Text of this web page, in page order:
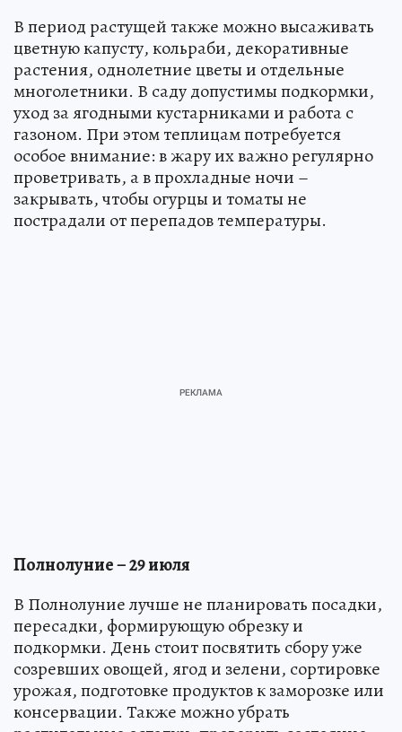
В период растущей также можно высаживать
цветную капусту, кольраби, декоративные
растения, однолетние цветы и отдельные
многолетники. В саду допустимы подкормки,
уход за ягодными кустарниками и работа с
газоном. При этом теплицам потребуется
особое внимание: в жару их важно регулярно
проветривать, а в прохладные ночи –
закрывать, чтобы огурцы и томаты не
пострадали от перепадов температуры.
Полнолуние – 29 июля
В Полнолуние лучше не планировать посадки,
пересадки, формирующую обрезку и
подкормки. День стоит посвятить сбору уже
созревших овощей, ягод и зелени, сортировке
урожая, подготовке продуктов к заморозке или
консервации. Также можно убрать